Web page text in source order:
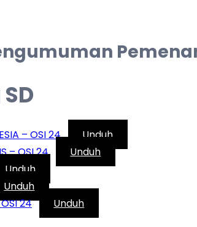
– OSI 24
Unduh
– OSI 24
Unduh
Unduh
Unduh
24
Unduh